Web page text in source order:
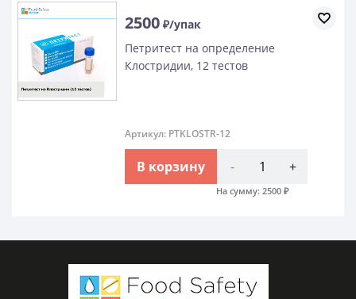
2500 ₽/упак
Петритест на определение
Клостридии, 12 тестов
Артикул: PTKLOSTR-12
В корзину - +
На сумму: 2500 ₽